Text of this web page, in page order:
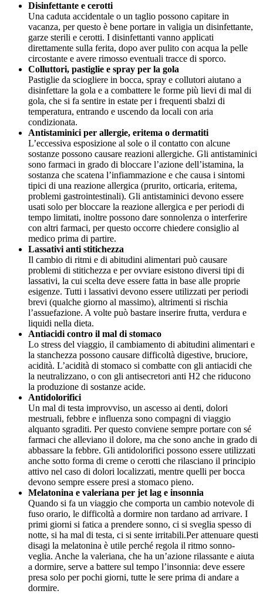
Disinfettante e cerotti
Una caduta accidentale o un taglio possono capitare in
vacanza, per questo è bene portare in valigia un disinfettante,
garze sterili e cerotti. I disinfettanti vanno applicati
direttamente sulla ferita, dopo aver pulito con acqua la pelle
circostante e avere rimosso eventuali tracce di sporco.
Colluttori, pastiglie e spray per la gola
Pastiglie da sciogliere in bocca, spray e collutori aiutano a
disinfettare la gola e a combattere le forme più lievi di mal di
gola, che si fa sentire in estate per i frequenti sbalzi di
temperatura, entrando e uscendo da locali con aria
condizionata.
Antistaminici per allergie, eritema o dermatiti
L’eccessiva esposizione al sole o il contatto con alcune
sostanze possono causare reazioni allergiche. Gli antistaminici
sono farmaci in grado di bloccare l’azione dell’istamina, la
sostanza che scatena l’infiammazione e che causa i sintomi
tipici di una reazione allergica (prurito, orticaria, eritema,
problemi gastrointestinali). Gli antistaminici devono essere
usati solo per bloccare la reazione allergica e per periodi di
tempo limitati, inoltre possono dare sonnolenza o interferire
con altri farmaci, per questo occorre chiedere consiglio al
medico prima di partire.
Lassativi anti stitichezza
Il cambio di ritmi e di abitudini alimentari può causare
problemi di stitichezza e per ovviare esistono diversi tipi di
lassativi, la cui scelta deve essere fatta in base alle proprie
esigenze. Tutti i lassativi devono essere utilizzati per periodi
brevi (qualche giorno al massimo), altrimenti si rischia
l’assuefazione. A volte può bastare inserire frutta, verdura e
liquidi nella dieta.
Antiacidi contro il mal di stomaco
Lo stress del viaggio, il cambiamento di abitudini alimentari e
la stanchezza possono causare difficoltà digestive, bruciore,
acidità. L’acidità di stomaco si combatte con gli antiacidi che
la neutralizzano, o con gli antisecretori anti H2 che riducono
la produzione di sostanze acide.
Antidolorifici
Un mal di testa improvviso, un ascesso ai denti, dolori
mestruali, febbre e influenza sono compagni di viaggio
alquanto sgraditi. Per questo conviene sempre portare con sé
farmaci che alleviano il dolore, ma che sono anche in grado di
abbassare la febbre. Gli antidolorifici possono essere utilizzati
anche sotto forma di creme o cerotti che rilasciano il principio
attivo nel caso di dolori localizzati, mentre quelli per bocca
devono sempre essere presi a stomaco pieno.
Melatonina e valeriana per jet lag e insonnia
Quando si fa un viaggio che comporta un cambio notevole di
fuso orario, le difficoltà a dormire non tardano ad arrivare. I
primi giorni si fatica a prendere sonno, ci si sveglia spesso di
notte, si ha mal di testa, ci si sente irritabili.Per attenuare questi
disagi la melatonina è utile perché regola il ritmo sonno-
veglia. Anche la valeriana, che ha un’azione rilassante e aiuta
a dormire, serve a battere sul tempo l’insonnia: deve essere
presa solo per pochi giorni, tutte le sere prima di andare a
dormire.